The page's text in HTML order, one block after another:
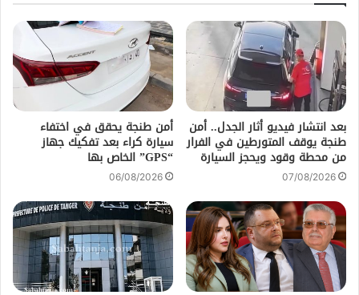
بعد انتشار فيديو أثار الجدل.. أمن
طنجة يوقف المتورطين في الفرار
من محطة وقود ويحجز السيارة
07/08/2026
أمن طنجة يحقق في اختفاء
سيارة كراء بعد تفكيك جهاز
“GPS” الخاص بها
06/08/2026